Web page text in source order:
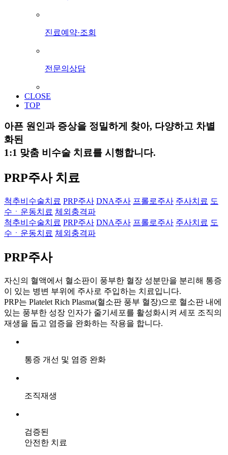
진료예약·조회
전문의상담
CLOSE
TOP
아픈 원인과 증상을 정밀하게 찾아, 다양하고 차별
화된
1:1 맞춤 비수술 치료를 시행합니다.
PRP주사 치료
척추비수술치료 PRP주사 DNA주사 프롤로주사 주사치료 도
수ㆍ운동치료 체외충격파
척추비수술치료 PRP주사 DNA주사 프롤로주사 주사치료 도
수ㆍ운동치료 체외충격파
PRP주사
자신의 혈액에서 혈소판이 풍부한 혈장 성분만을 분리해 통증
이 있는 병변 부위에 주사로 주입하는 치료입니다.
PRP는 Platelet Rich Plasma(혈소판 풍부 혈장)으로 혈소판 내에
있는 풍부한 성장 인자가 줄기세포를 활성화시켜 세포 조직의
재생을 돕고 염증을 완화하는 작용을 합니다.
통증 개선 및 염증 완화
조직재생
검증된
안전한 치료